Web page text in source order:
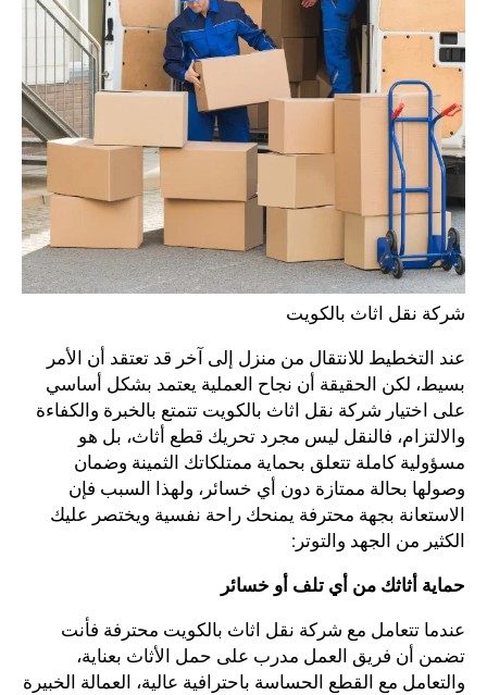
شركة نقل اثاث بالكويت
عند التخطيط للانتقال من منزل إلى آخر قد تعتقد أن الأمر
بسيط، لكن الحقيقة أن نجاح العملية يعتمد بشكل أساسي
على اختيار شركة نقل اثاث بالكويت تتمتع بالخبرة والكفاءة
والالتزام، فالنقل ليس مجرد تحريك قطع أثاث، بل هو
مسؤولية كاملة تتعلق بحماية ممتلكاتك الثمينة وضمان
وصولها بحالة ممتازة دون أي خسائر، ولهذا السبب فإن
الاستعانة بجهة محترفة يمنحك راحة نفسية ويختصر عليك
الكثير من الجهد والتوتر:
حماية أثاثك من أي تلف أو خسائر
عندما تتعامل مع شركة نقل اثاث بالكويت محترفة فأنت
تضمن أن فريق العمل مدرب على حمل الأثاث بعناية،
والتعامل مع القطع الحساسة باحترافية عالية، العمالة الخبيرة